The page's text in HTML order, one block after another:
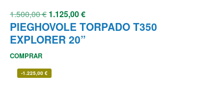
1.500,00€ 1.125,00€
PIEGHOVOLE TORPADO T350
EXPLORER 20”
COMPRAR
-1.225,00 €